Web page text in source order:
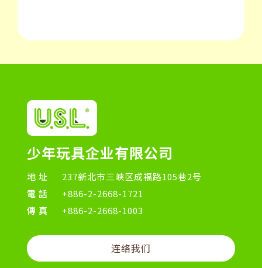
少年玩具企业有限公司
地址
237新北市三峡区成福路105巷2号
電話
+886-2-2668-1721
傳真
+886-2-2668-1003
连络我们